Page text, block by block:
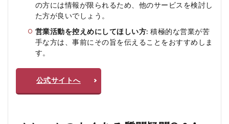
の方には情報が限られるため、他のサービスを検討し
た方が良いでしょう。
営業活動を控えめにしてほしい方: 積極的な営業が苦
手な方は、事前にその旨を伝えることをおすすめしま
す。
公式サイトへ